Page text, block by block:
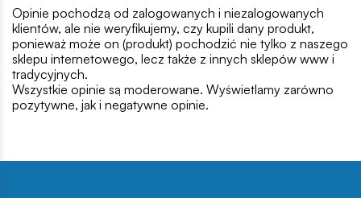
Opinie pochodzą od zalogowanych i niezalogowanych
klientów, ale nie weryfikujemy, czy kupili dany produkt,
ponieważ może on (produkt) pochodzić nie tylko z naszego
sklepu internetowego, lecz także z innych sklepów www i
tradycyjnych.
Wszystkie opinie są moderowane. Wyświetlamy zarówno
pozytywne, jak i negatywne opinie.